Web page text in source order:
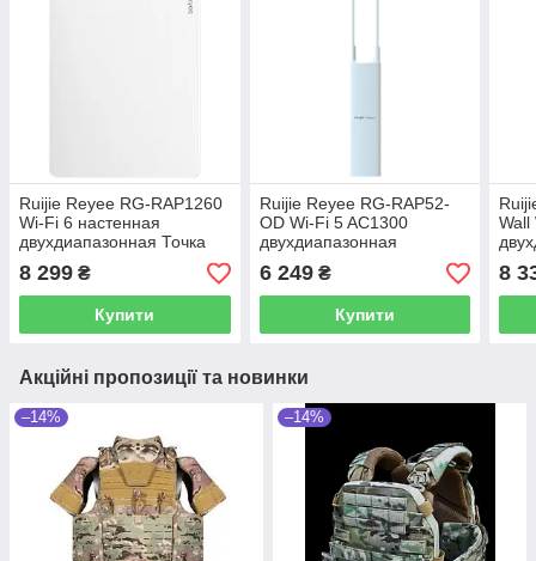
Ruijie Reyee RG-RAP1260
Wi-Fi 6 настенная
двухдиапазонная Точка
доступу
8 299 ₴
Купити
Ruijie Reyee RG-RAP52-
OD Wi-Fi 5 AC1300
двухдиапазонная
наружная Точка доступу
6 249₴
Купити
Wall
8
Акційні пропозиції та новинки
–14% –14%